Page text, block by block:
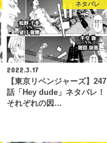
ネタバレ
2022.3.17
【東京リベンジャーズ】247
話「Hey dude」ネタバレ！
それぞれの因…